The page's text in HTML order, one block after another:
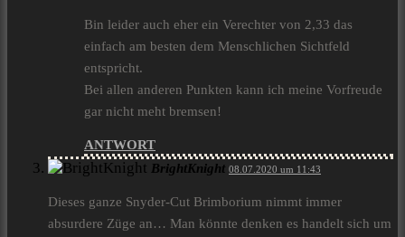
Bin leider auch eher ein Verechter von 2,33 das
einfach am besten dem Menschlichen Sichtfeld
entspricht.
Bei allen anderen Punkten kann ich meine Vorfreude
gar nicht meht bremsen!
ANTWORT
BrightKnight 08.07.2020 um 11:43
Dieses ganze Snyder-Cut Brimborium nimmt immer
absurdere Züge an… Man könnte denken es handelt sich um